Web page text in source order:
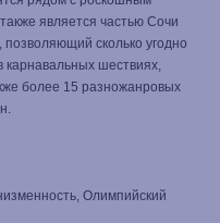
является частью Сочи
сколько угодно
карнавальных шествиях,
более 15 разножанровых
Олимпийский